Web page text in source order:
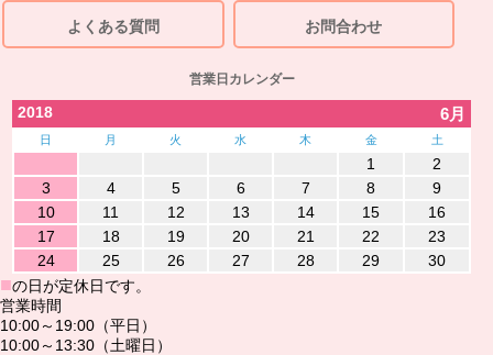
よくある質問 お問合わせ
営業日カレンダー
2018 6月
日 月 火 水 木 金 土
1
2
3
4 5 6 7 8
9
10
11 12 13 14 15
16
17
18 19 20 21 22
23
24
25 26 27 28 29 30
■の日が定休日です。
営業時間
10:00～19:00（平日）
10:00～13:30（土曜日）